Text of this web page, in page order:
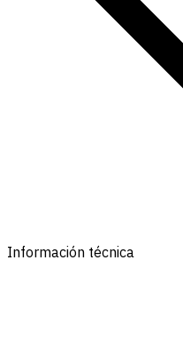
Información técnica